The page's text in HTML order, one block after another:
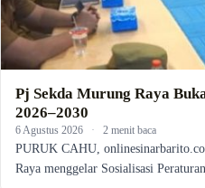
Pj Sekda Murung Raya
2026–2030
6 Agustus 2026 · 2 menit baca
PURUK CAHU,
Raya menggelar Sosialisasi